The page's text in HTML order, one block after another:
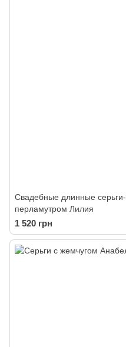
Свадебные длинные
перламутром Лилия
1 520 грн